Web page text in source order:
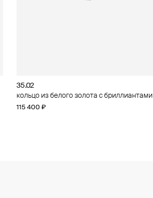
35.02
кольцо из белого золота с бриллиантами
115 400 ₽
35.02
пусеты из красного золота с
бриллиантами